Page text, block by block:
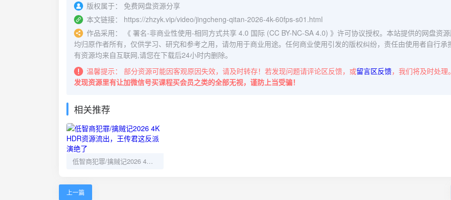
版权属于：
免费网盘资源分享
本文链接：
https://zhzyk.vip/video/jingcheng-qitan-2026-4k-60fps-s01.html
作品采用：
《 署名-非商业性使用-相同方式共享 4.0 国际 (CC BY-NC-SA 4.0) 》许可协议授权。本站提供的网盘资
均归原作者所有，仅供学习、研究和参考之用，请勿用于商业用途。任何商业使用引发的版权纠纷，责任由使用者自行承
有资源均来自互联网,请您在下载后24小时内删除。
温馨提示：
部分资源可能因客观原因失效，请及时转存！若发现问题请评论区反馈，或留言区反馈，我们将及时处理。
发现资源里有让加微信号买课程买会员之类的全部无视，谨防上当受骗！
相关推荐
低智商犯罪/擒贼记2026 4K HDR资源流出，王传君这反派演绝了
上一篇